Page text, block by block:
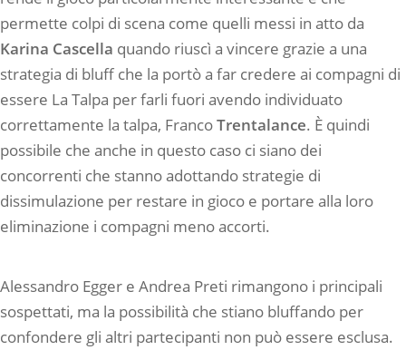
permette colpi di scena come quelli messi in atto da
Karina Cascella quando riuscì a vincere grazie a una
strategia di bluff che la portò a far credere ai compagni di
essere La Talpa per farli fuori avendo individuato
correttamente la talpa, FrancoTrentalance. È quindi
possibile che anche in questo caso ci siano dei
concorrenti che stanno adottando strategie di
dissimulazione per restare in gioco e portare alla loro
eliminazione i compagni meno accorti.
Alessandro Egger e Andrea Preti rimangono i principali
sospettati, ma la possibilità che stiano bluffando per
confondere gli altri partecipanti non può essere esclusa.